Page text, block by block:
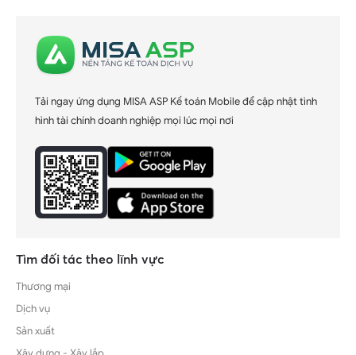
Tải ngay ứng dụng MISA ASP Kế toán Mobile để cập nhật tình
hình tài chính doanh nghiệp mọi lúc mọi nơi
Tìm đối tác theo lĩnh vực
Thương mại
Dịch vụ
Sản xuất